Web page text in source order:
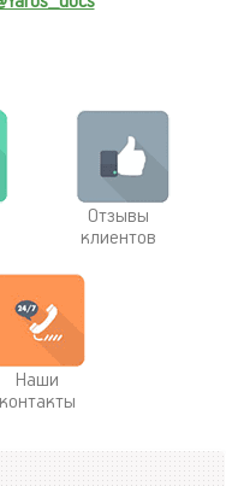
Отзывы
клиентов
Наши
контакты